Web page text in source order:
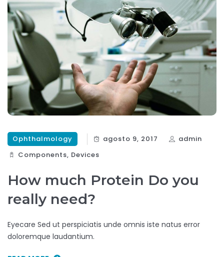
Ophthalmology agosto 9, 2017
admin
Components‎, Devices‎
How much Protein Do you
really need?
Eyecare Sed ut perspiciatis unde omnis iste natus error
doloremque laudantium.